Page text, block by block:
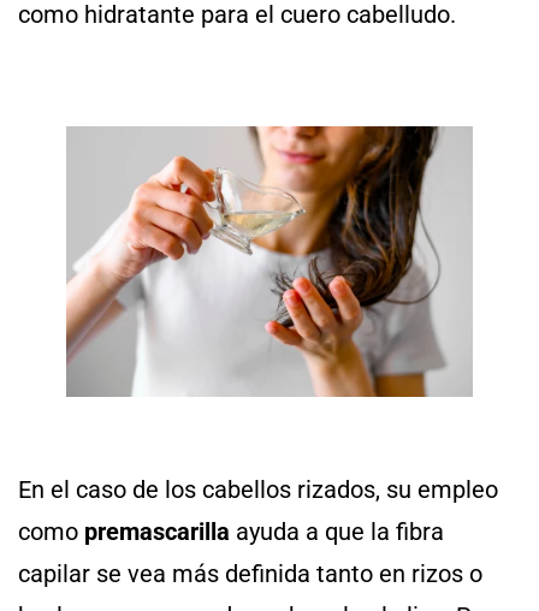
como hidratante para el cuero cabelludo.
En el caso de los cabellos rizados, su empleo
como premascarilla ayuda a que la fibra
capilar se vea más definida tanto en rizos o